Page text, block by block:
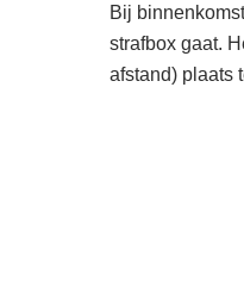
Bij
strafbox gaat.
afstand) plaats